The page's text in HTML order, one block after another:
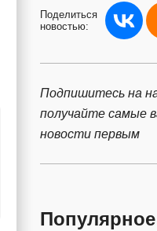
Поделиться
новостью:
Подпишитесь на
получайте самые
новости первым